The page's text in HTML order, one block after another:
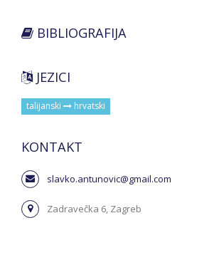
BIBLIOGRAFIJA
JEZICI
talijanski hrvatski
KONTAKT
slavko.antunovic@gmail.com
Zadravečka 6, Zagreb